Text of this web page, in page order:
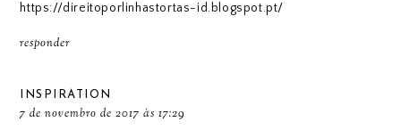
https://direitoporlinhastortas-id.blogspot.pt/
responder
INSPIRATION
7 de novembro de 2017 às 17:29